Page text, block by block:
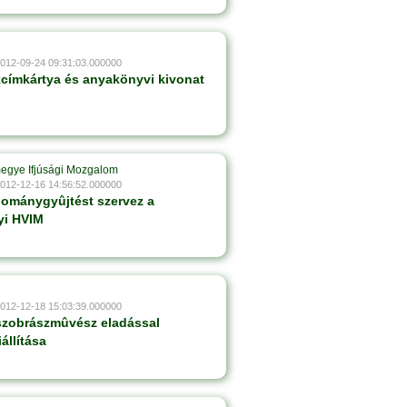
09-24 09:31:03.000000
és anyakönyvi kivonat
Ifjúsági Mozgalom
12-16 14:56:52.000000
szervez a
HVIM
12-18 15:03:39.000000
eladással